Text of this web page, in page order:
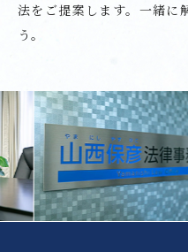
法をご提案します。一緒に
う。
Previous